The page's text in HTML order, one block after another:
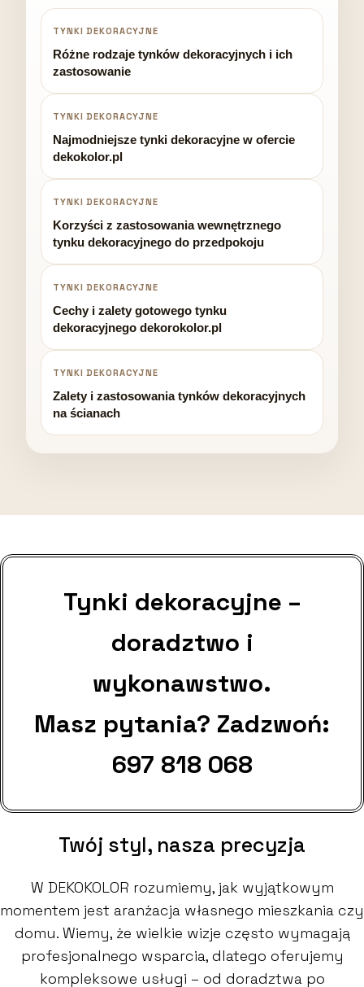
TYNKI DEKORACYJNE
Różne rodzaje tynków dekoracyjnych i ich
zastosowanie
TYNKI DEKORACYJNE
Najmodniejsze tynki dekoracyjne w ofercie
dekokolor.pl
TYNKI DEKORACYJNE
Korzyści z zastosowania wewnętrznego
tynku dekoracyjnego do przedpokoju
TYNKI DEKORACYJNE
Cechy i zalety gotowego tynku
dekoracyjnego dekorokolor.pl
TYNKI DEKORACYJNE
Zalety i zastosowania tynków dekoracyjnych
na ścianach
Tynki dekoracyjne –
doradztwo i
wykonawstwo.
Masz pytania? Zadzwoń:
697 818 068
Twój styl, nasza precyzja
W DEKOKOLOR rozumiemy, jak wyjątkowym
momentem jest aranżacja własnego mieszkania czy
domu. Wiemy, że wielkie wizje często wymagają
profesjonalnego wsparcia, dlatego oferujemy
kompleksowe usługi – od doradztwa po